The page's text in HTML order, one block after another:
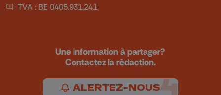
TVA : BE 0405.931.241
Une information à partager?
Contactez la rédaction.
ALERTEZ-NOUS